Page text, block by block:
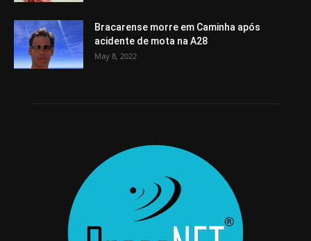
Bracarense morre em Caminha após
acidente de mota na A28
May 8, 2022